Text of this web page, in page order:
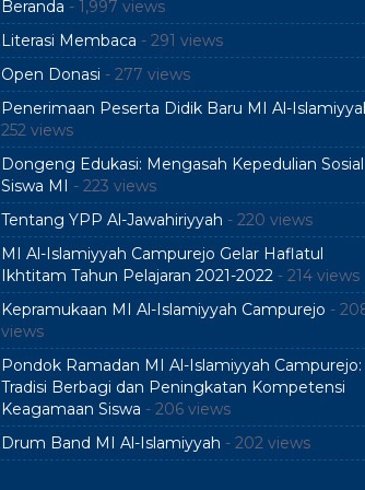
Beranda - 1,997 views
Literasi Membaca - 291 views
Open Donasi - 277 views
Penerimaan Peserta Didik Baru MI Al-
252 views
Dongeng Edukasi: Mengasah Kepedulian Sosial
Siswa MI - 223 views
Tentang YPP Al-Jawahiriyyah - 220 views
MI Al-Islamiyyah Campurejo Gelar Haflatul
Ikhtitam Tahun Pelajaran 2021-2022- 214 views
Kepramukaan MI Al-Islamiyyah Campurejo -
views
Pondok Ramadan MI Al-Islamiyyah Campurejo:
Tradisi Berbagi dan Peningkatan Kompetensi
Keagamaan Siswa - 206 views
Drum Band MI Al-Islamiyyah - 202 views